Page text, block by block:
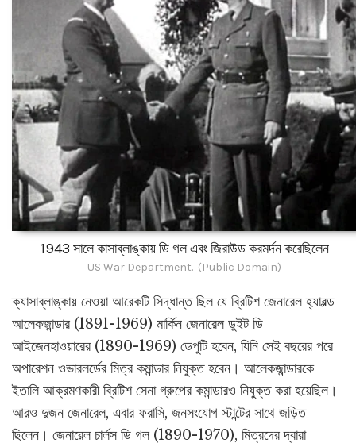
1943 সালে কাসাব্লাঙ্কায় ডি গল এবং জিরাউড করমর্দন করেছিলেন
US War Department. (Public Domain)
ক্যাসাব্লাঙ্কায় নেওয়া আরেকটি সিদ্ধান্ত ছিল যে ব্রিটিশ জেনারেল হ্যারল্ড
আলেকজান্ডার (1891-1969) মার্কিন জেনারেল ডুইট ডি
আইজেনহাওয়ারের (1890-1969) ডেপুটি হবেন, যিনি সেই বছরের পরে
অপারেশন ওভারলর্ডের মিত্র কমান্ডার নিযুক্ত হবেন। আলেকজান্ডারকে
ইতালি আক্রমণকারী ব্রিটিশ সেনা গ্রুপের কমান্ডারও নিযুক্ত করা হয়েছিল।
আরও দুজন জেনারেল, এবার ফরাসি, জনসংযোগ স্টান্টের সাথে জড়িত
ছিলেন। জেনারেল চার্লস ডি গল (1890-1970), মিত্রদের দ্বারা